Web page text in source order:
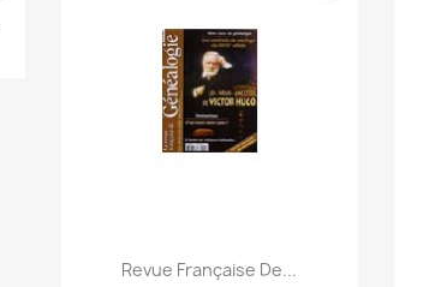
 Anteprima
Revue Française De...